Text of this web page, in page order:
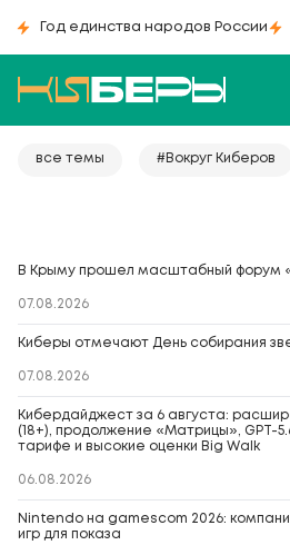
Год единства народов России
все темы #Вокруг Киберов
В Крыму прошел масштабный форум
07.08.2026
Киберы отмечают День собирания
07.08.2026
Кибердайджест за 6 августа:
(18+), продолжение «Матрицы», GPT-
тарифе и высокие оценки Big Walk
06.08.2026
Nintendo на gamescom 2026:
игр для показа